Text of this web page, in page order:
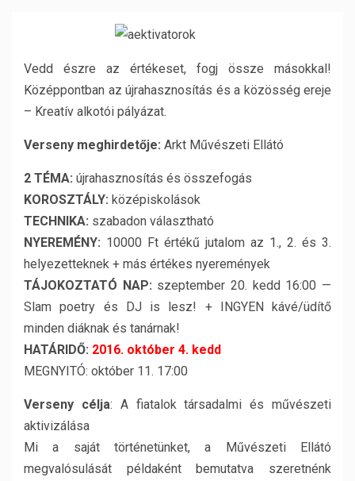
Vedd észre az értékeset, fogj össze másokkal!
Középpontban az újrahasznosítás és a közösség ereje
– Kreatív alkotói pályázat.
Verseny meghirdetője: Arkt Művészeti Ellátó
2 TÉMA: újrahasznosítás és összefogás
KOROSZTÁLY: középiskolások
TECHNIKA: szabadon választható
NYEREMÉNY: 10000 Ft értékű jutalom az 1., 2. és 3.
helyezetteknek + más értékes nyeremények
TÁJOKOZTATÓ NAP: szeptember 20. kedd 16:00 —
Slam poetry és DJ is lesz! + INGYEN kávé/üdítő
minden diáknak és tanárnak!
HATÁRIDŐ: 2016. október 4. kedd
MEGNYITÓ: október 11. 17:00
Verseny célja: A fiatalok társadalmi és művészeti
aktivizálása
Mi a saját történetünket, a Művészeti Ellátó
megvalósulását példaként bemutatva szeretnénk